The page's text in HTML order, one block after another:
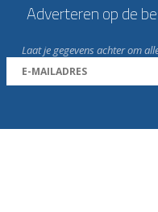
Adverteren op de
Laat je gegevens achter om
Word nu lid